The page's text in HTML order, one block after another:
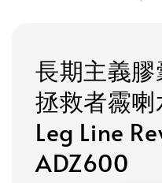
長期主義
拯救者霺
Leg Line
ADZ600